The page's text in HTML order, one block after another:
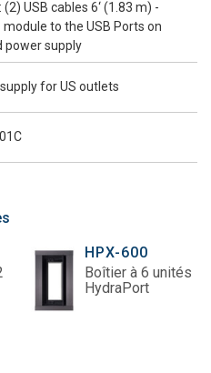
(2) USB cables 6‘ (1.83 m) -
to the USB Ports on
power supply
for US outlets
HPX-600
Boîtier à 6 unités
HydraPort